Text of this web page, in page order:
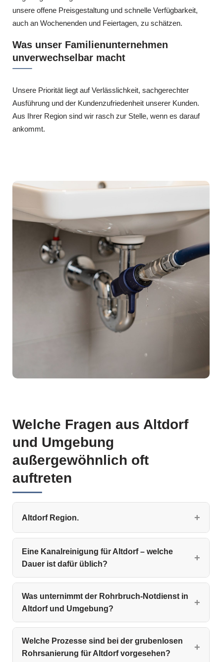
unsere offene Preisgestaltung und schnelle Verfügbarkeit,
auch an Wochenenden und Feiertagen, zu schätzen.
Was unser Familienunternehmen
unverwechselbar macht
Unsere Priorität liegt auf Verlässlichkeit, sachgerechter
Ausführung und der Kundenzufriedenheit unserer Kunden.
Aus Ihrer Region sind wir rasch zur Stelle, wenn es darauf
ankommt.
Welche Fragen aus Altdorf
und Umgebung
außergewöhnlich oft
auftreten
Altdorf Region.
Eine Kanalreinigung für Altdorf – welche
Dauer ist dafür üblich?
Was unternimmt der Rohrbruch-Notdienst in
Altdorf und Umgebung?
Welche Prozesse sind bei der grubenlosen
Rohrsanierung für Altdorf vorgesehen?